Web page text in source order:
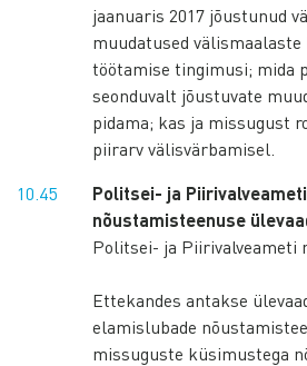
jaanuaris 2017 jõustunud
muudatused
töötamise tingimusi; mida
seonduvalt jõustuvate
pidama; kas ja missugust
piirarv välisvärbamisel.
10.45
Politsei- ja
nõustamisteenuse
Politsei- ja Piirivalveameti
Ettekandes antakse
elamislubade
missuguste küsimustega